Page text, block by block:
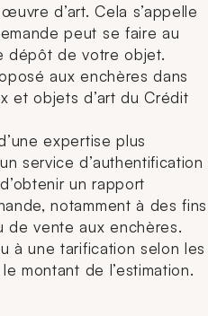
d’art. Cela s’appelle
peut se faire au
dépôt de votre objet.
aux enchères dans
et objets d’art du Crédit
expertise plus
service d’authentification
un rapport
notamment à des fins
de vente aux enchères.
à une tarification selon les
montant de l’estimation.